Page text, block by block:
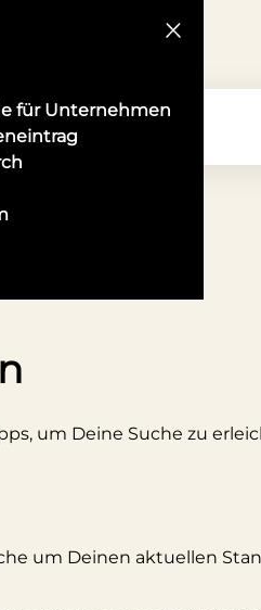
für Unternehmen
um Deine Suche zu
um Deinen aktuellen